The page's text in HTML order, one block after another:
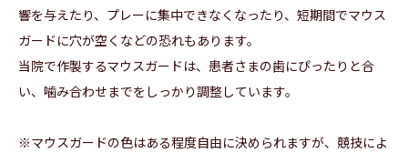
響を与えたり、プレーに集中できなくなったり、短期間でマウス
ガードに穴が空くなどの恐れもあります。
当院で作製するマウスガードは、患者さまの歯にぴったりと合
い、噛み合わせまでをしっかり調整しています。
※マウスガードの色はある程度自由に決められますが、競技によ